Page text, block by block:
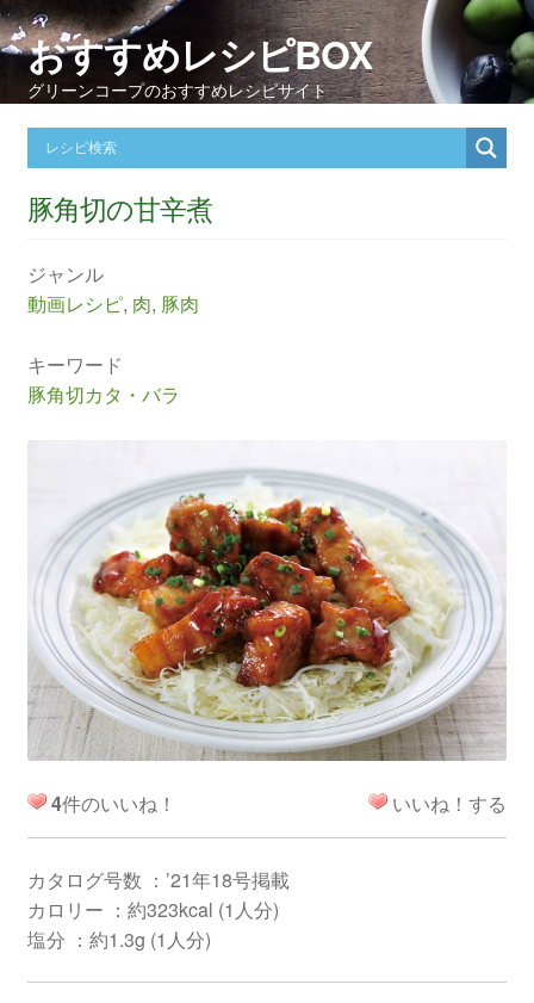
おすすめレシピBOX
グリーンコープのおすすめレシピサイト
豚角切の甘辛煮
ジャンル
動画レシピ, 肉, 豚肉
キーワード
豚角切カタ・バラ
4件のいいね！ いいね！する
カタログ号数 ：’21年18号掲載
カロリー ：約323kcal (1人分)
塩分 ：約1.3g (1人分)